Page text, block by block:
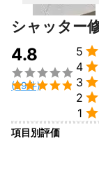
シャッター
4.8


(99件)
5 
4 
3 
2 
1 
項目別評価